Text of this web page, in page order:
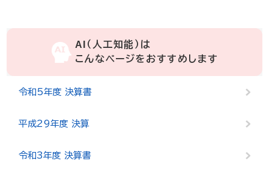
AI（人工知能）は
こんなページをおすすめします
令和5年度 決算書
平成29年度 決算
令和3年度 決算書